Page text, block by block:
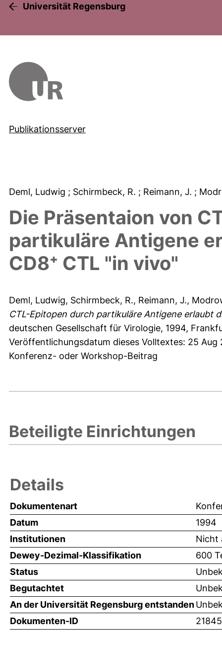
Universität Regensburg
Publikationsserver
Deml, Ludwig ; Schirmbeck, R. ; Reimann, J. ;
Die Präsentaion von
partikuläre Antigene
CD8⁺ CTL "in vivo"
Deml, Ludwig, Schirmbeck, R., Reimann, J.,
CTL-Epitopen durch partikuläre Antigene erlaubt
deutschen Gesellschaft für Virologie, 1994,
Veröffentlichungsdatum dieses Volltextes: 25 Aug
Konferenz- oder Workshop-Beitrag
Beteiligte Einrichtungen
Details
Dokumentenart
Datum
1994
Institutionen
Nicht
Dewey-Dezimal-Klassifikation
600
Status
Begutachtet
An der Universität Regensburg entstanden
Dokumenten-ID
21845